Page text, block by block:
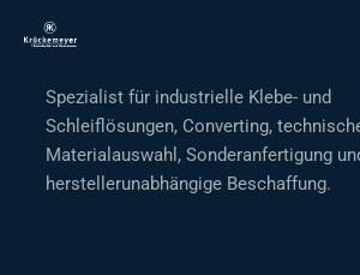
Spezialist für industrielle Klebe- und
Schleiflösungen, Converting,
Materialauswahl, Sonderanfertigung
herstellerunabhängige Beschaffung.